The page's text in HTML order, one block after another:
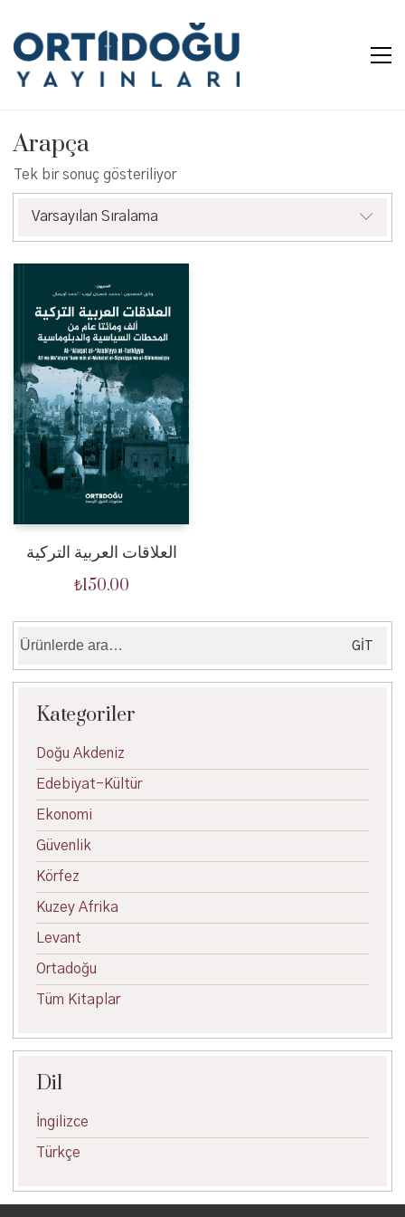
Arapça
Tek bir sonuç gösteriliyor
Varsayılan Sıralama
العلاقات العربية التركية
₺150.00
Ara:
GIT
Kategoriler
Doğu Akdeniz
Edebiyat-Kültür
Ekonomi
Güvenlik
Körfez
Kuzey Afrika
Levant
Ortadoğu
Tüm Kitaplar
Dil
İngilizce
Türkçe